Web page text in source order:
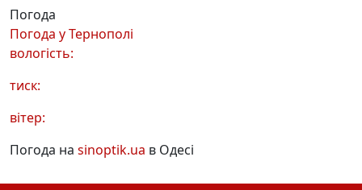
Погода
Погода уТернополі
вологість:
тиск:
вітер:
Погода на sinoptik.ua в Одесі